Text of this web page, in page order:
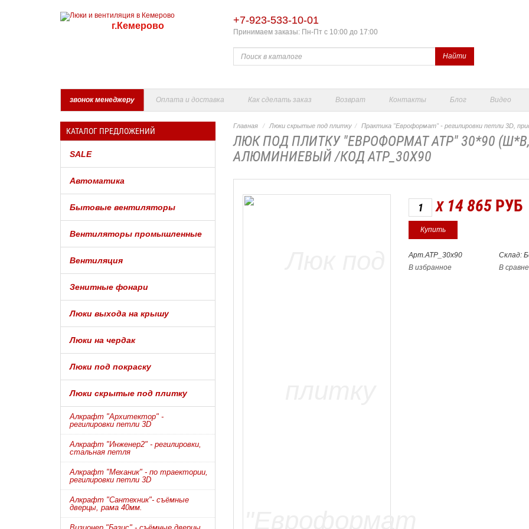
г.Кемерово +7-923-533-10-01
Принимаем заказы: Пн-Пт с 10:00 до 17:00
Найти
звонок менеджеру Оплата и доставка Как сделать заказ Возврат Контакты Блог Видео
КАТАЛОГ ПРЕДЛОЖЕНИЙ
SALE
Автоматика
Бытовые вентиляторы
Вентиляторы промышленные
Вентиляция
Зенитные фонари
Люки выхода на крышу
Люки на чердак
Люки под покраску
Люки скрытые под плитку
Алкрафт "Архитектор" -
регилировки петли 3D
Алкрафт "Инженер2" - регилировки,
стальная петля
Алкрафт "Механик" - по траектории,
регилировки петли 3D
Алкрафт "Сантехник"- съёмные
дверцы, рама 40мм.
Главная Люки скрытые под плитку Практика "Евроформат" - регилировки петли 3D,
ЛЮК ПОД ПЛИТКУ "ЕВРОФОРМАТ АТР" 30*90
АЛЮМИНИЕВЫЙ /КОД АТР_30Х90
X 14 865 РУБ
Арт.АТР_30х90
Склад:
В избранное
В